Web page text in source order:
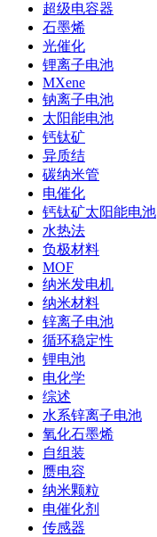
超级电容器
石墨烯
光催化
锂离子电池
MXene
钠离子电池
太阳能电池
钙钛矿
异质结
碳纳米管
电催化
钙钛矿太阳能电池
水热法
负极材料
MOF
纳米发电机
纳米材料
锌离子电池
循环稳定性
锂电池
电化学
综述
水系锌离子电池
氧化石墨烯
自组装
赝电容
纳米颗粒
电催化剂
传感器